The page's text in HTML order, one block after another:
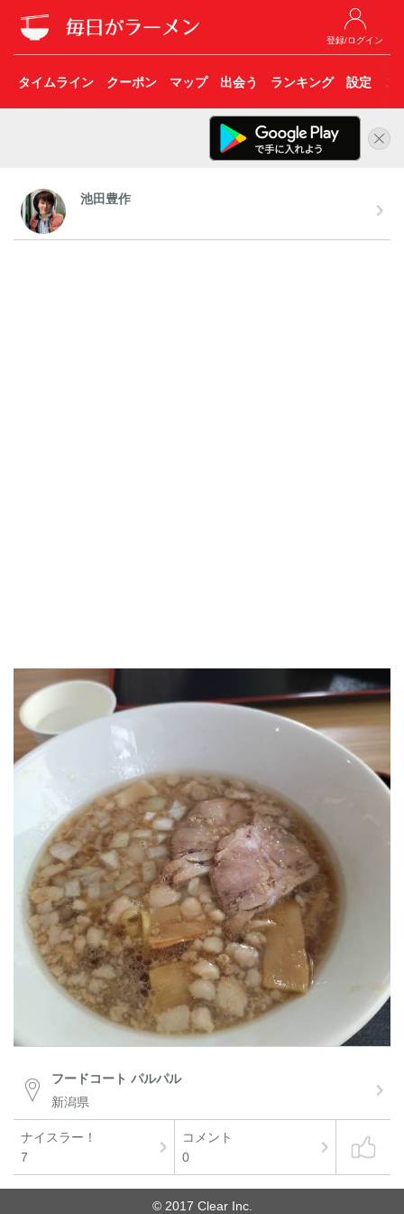
登録/ログイン
タイムライン クーポン マップ 出会う ランキング 設定 こ
池田豊作
フードコート パルパル
新潟県
ナイスラー！
7
コメント
0
© 2017 Clear Inc.